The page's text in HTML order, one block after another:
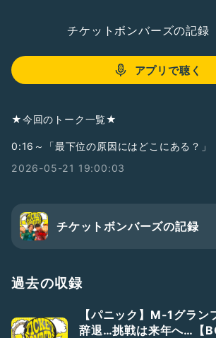
チケットボンバーズの記録
アプリで聴く
★今回のトーク一覧★
0:16～「最下位の原因にはどこにある？」
2026-05-21 19:00:03
チケットボンバーズの記録
過去の収録
【パニック】M-1グラン
辞退…挑戦は来年へ…【